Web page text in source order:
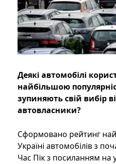
Деякі автомобілі
найбільшою
зупиняють свій вибір
автовласники?
Сформовано рейтинг
Україні автомобілів з
Час Пік з посиланням на